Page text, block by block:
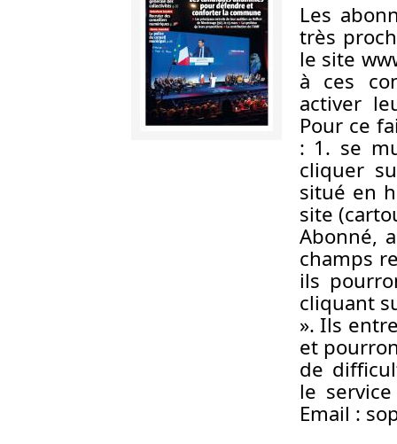
Les
très
le site
à ces
activer
Pour ce
: 1. se
cliquer
situé en
site
Abonné,
champs
ils
cliquant
». Ils
et
de
le
Email :